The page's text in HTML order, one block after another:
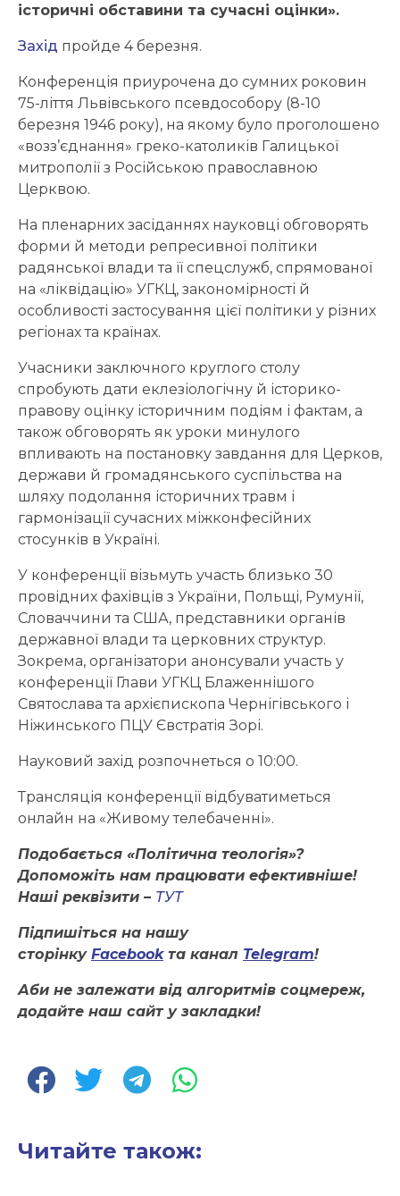
історичні обставини та сучасні оцінки».
Захід пройде 4 березня.
Конференція приурочена до сумних роковин
75-ліття Львівського псевдособору (8-10
березня 1946 року), на якому було проголошено
«возз’єднання» греко-католиків Галицької
митрополії з Російською православною
Церквою.
На пленарних засіданнях науковці обговорять
форми й методи репресивної політики
радянської влади та її спецслужб, спрямованої
на «ліквідацію» УГКЦ, закономірності й
особливості застосування цієї політики у різних
регіонах та країнах.
Учасники заключного круглого столу
спробують дати еклезіологічну й історико-
правову оцінку історичним подіям і фактам, а
також обговорять як уроки минулого
впливають на постановку завдання для Церков,
держави й громадянського суспільства на
шляху подолання історичних травм і
гармонізації сучасних міжконфесійних
стосунків в Україні.
У конференції візьмуть участь близько 30
провідних фахівців з України, Польщі, Румунії,
Словаччини та США, представники органів
державної влади та церковних структур.
Зокрема, організатори анонсували участь у
конференції Глави УГКЦ Блаженнішого
Святослава та архієпископа Чернігівського і
Ніжинського ПЦУ Євстратія Зорі.
Науковий захід розпочнеться о 10:00.
Трансляція конференції відбуватиметься
онлайн на «Живому телебаченні».
Подобається «Політична теологія»?
Допоможіть нам працювати ефективніше!
Наші реквізити – ТУТ
Підпишіться на нашу
сторінку Facebookта канал Telegram!
Аби не залежати від алгоритмів соцмереж,
додайте наш сайт у закладки!
Читайте також: